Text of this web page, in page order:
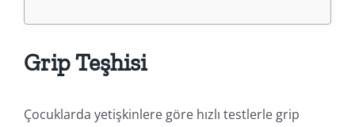
Grip Teşhisi
Çocuklarda yetişkinlere göre hızlı testlerle grip